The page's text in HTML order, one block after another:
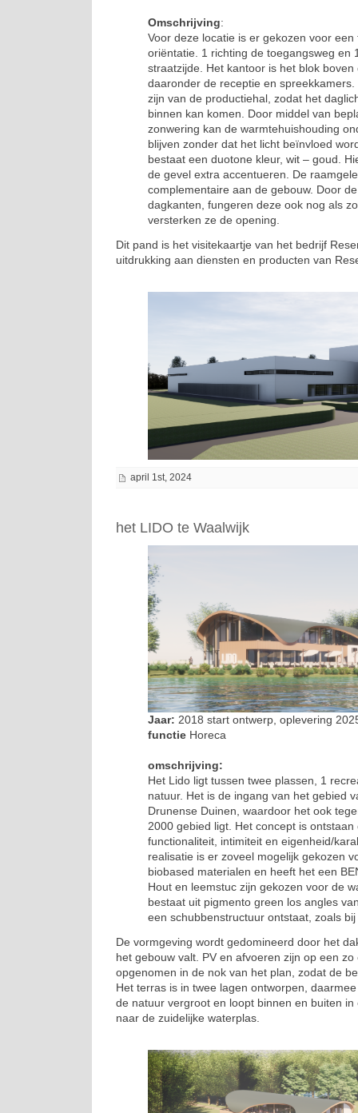
Omschrijving:
Voor deze locatie is er gekozen voor een
oriëntatie. 1 richting de toegangsweg en
straatzijde. Het kantoor is het blok boven
daaronder de receptie en spreekkamers.
zijn van de productiehal, zodat het
binnen kan komen. Door middel van
zonwering kan de warmtehuishouding
blijven zonder dat het licht beïnvloed
bestaat een duotone kleur, wit – goud.
de gevel extra accentueren. De
complementaire aan de gebouw. Door
dagkanten, fungeren deze ook nog als
versterken ze de opening.
Dit pand is het visitekaartje van het bedrijf
uitdrukking aan diensten en producten van
april 1st, 2024
het LIDO te Waalwijk
Jaar: 2018 start ontwerp, oplevering
functie Horeca
omschrijving:
Het Lido ligt tussen twee plassen, 1
natuur. Het is de ingang van het gebied
Drunense Duinen, waardoor het ook
2000 gebied ligt. Het concept is ontstaan
functionaliteit, intimiteit en eigenheid/
realisatie is er zoveel mogelijk gekozen
biobased materialen en heeft het een
Hout en leemstuc zijn gekozen voor de
bestaat uit pigmento green los angles
een schubbenstructuur ontstaat, zoals
De vormgeving wordt gedomineerd door het
het gebouw valt. PV en afvoeren zijn op een
opgenomen in de nok van het plan, zodat de
Het terras is in twee lagen ontworpen,
de natuur vergroot en loopt binnen en buiten
naar de zuidelijke waterplas.